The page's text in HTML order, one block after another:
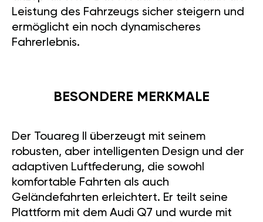
Leistung des Fahrzeugs sicher steigern und
ermöglicht ein noch dynamischeres
Fahrerlebnis.
BESONDERE MERKMALE
Der Touareg II überzeugt mit seinem
robusten, aber intelligenten Design und der
adaptiven Luftfederung, die sowohl
komfortable Fahrten als auch
Geländefahrten erleichtert. Er teilt seine
Plattform mit dem Audi Q7 und wurde mit